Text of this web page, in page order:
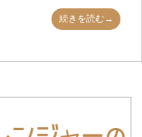
続きを読む→